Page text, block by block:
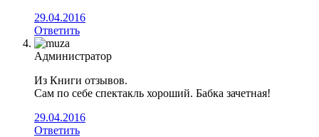
29.04.2016
Ответить
Администратор
Из Книги отзывов.
Сам по себе спектакль хороший. Бабка зачетная!
29.04.2016
Ответить